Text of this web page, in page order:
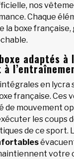
nos
Chaque
la boxe
adaptés à
en lycra
française. Ces
de mouvement
les coups
de ce sport.
votre